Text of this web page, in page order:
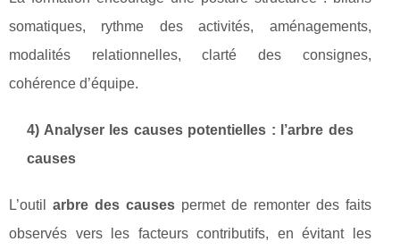
somatiques, rythme des activités, aménagements,
modalités relationnelles, clarté des consignes,
cohérence d’équipe.
4) Analyser les causes potentielles : l’arbre des
causes
L’outil arbre des causespermet de remonter des faits
observés vers les facteurs contributifs, en évitant les